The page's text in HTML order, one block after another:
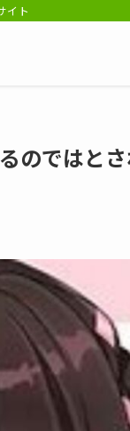
イト
のではと